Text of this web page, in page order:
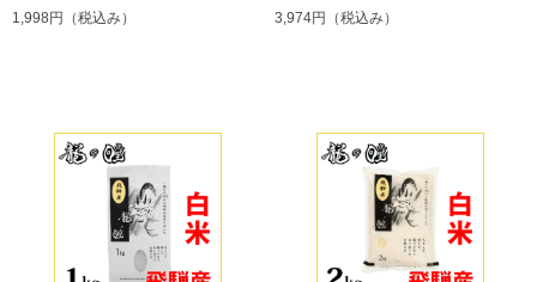
1,998円 （税込み） 3,974円 （税込み）